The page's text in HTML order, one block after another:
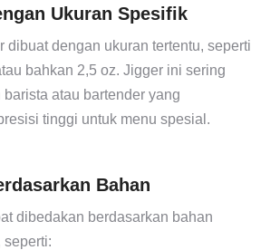
Ukuran Spesifik
dibuat dengan ukuran tertentu, seperti
bahkan 2,5 oz. Jigger ini sering
atau bartender yang
tinggi untuk menu spesial.
Bahan
dibedakan berdasarkan bahan
seperti: